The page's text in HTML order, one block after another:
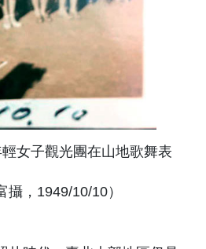
女子觀光團在山地歌舞表
攝，1949/10/10）